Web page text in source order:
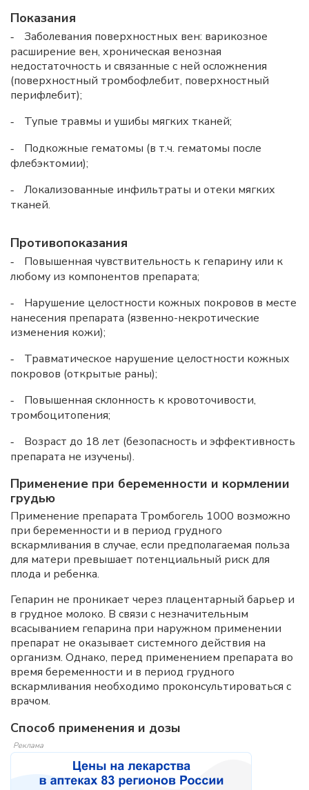
Показания
-
Заболевания поверхностных вен: варикозное
расширение вен, хроническая венозная
недостаточность и связанные с ней осложнения
(поверхностный тромбофлебит, поверхностный
перифлебит);
- Тупые травмы и ушибы мягких тканей;
-
Подкожные гематомы (в т.ч. гематомы после
флебэктомии);
-
Локализованные инфильтраты и отеки мягких
тканей.
Противопоказания
-
Повышенная чувствительность к гепарину или к
любому из компонентов препарата;
-
Нарушение целостности кожных покровов в месте
нанесения препарата (язвенно-некротические
изменения кожи);
-
Травматическое нарушение целостности кожных
покровов (открытые раны);
-
Повышенная склонность к кровоточивости,
тромбоцитопения;
-
Возраст до 18 лет (безопасность и эффективность
препарата не изучены).
Применение при беременности и кормлении
грудью
Применение препарата Тромбогель 1000 возможно
при беременности и в период грудного
вскармливания в случае, если предполагаемая польза
для матери превышает потенциальный риск для
плода и ребенка.
Гепарин не проникает через плацентарный барьер и
в грудное молоко. В связи с незначительным
всасыванием гепарина при наружном применении
препарат не оказывает системного действия на
организм. Однако, перед применением препарата во
время беременности и в период грудного
вскармливания необходимо проконсультироваться с
врачом.
Способ применения и дозы
Реклама